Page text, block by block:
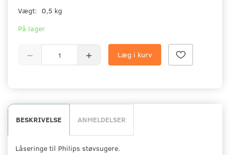
Vægt: 0,5 kg
På lager
Læg i kurv
BESKRIVELSE ANMELDELSER
Låseringe til Philips støvsugere.